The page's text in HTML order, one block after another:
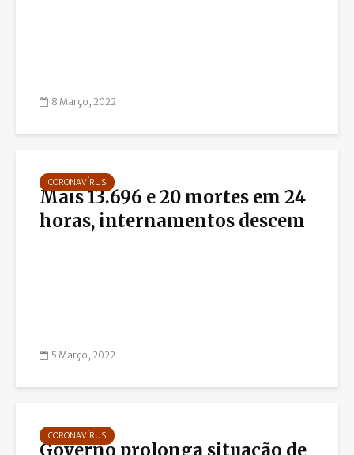
8 Março, 2022
CORONAVÍRUS
Mais 13.696 e 20 mortes em 24
horas, internamentos descem
5 Março, 2022
CORONAVÍRUS
Governo prolonga situação de